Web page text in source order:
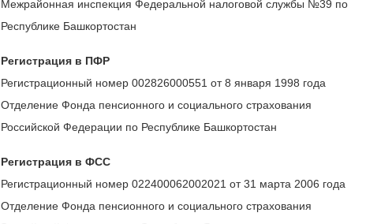
Межрайонная инспекция Федеральной налоговой службы №39 по
Республике Башкортостан
Регистрация в ПФР
Регистрационный номер 002826000551 от 8 января 1998 года
Отделение Фонда пенсионного и социального страхования
Российской Федерации по Республике Башкортостан
Регистрация в ФСС
Регистрационный номер 022400062002021 от 31 марта 2006 года
Отделение Фонда пенсионного и социального страхования